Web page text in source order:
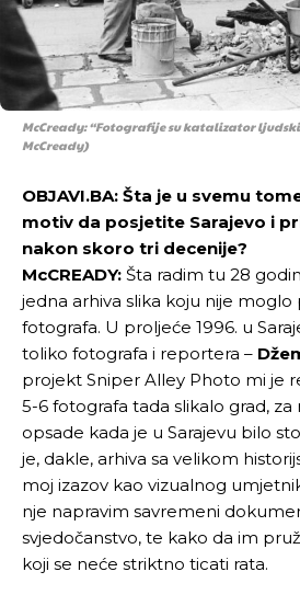
Ovim putem želimo da vam se
odlučili da pustite Vašu priču da
Objavi.ba
Ovim putem želimo da vam se
odlučili da pustite Vašu priču da
Objavi.ba
McCready: “Fotografije su katalizator
McCready)
OBJAVI.BA: Šta je u svemu
motiv da posjetite Sarajevo i
nakon skoro tri decenije?
McCREADY: Šta radim tu 28
jedna arhiva slika koju nije
fotografa. U proljeće 1996. u
toliko fotografa i reportera –
projekt Sniper Alley Photo mi je
5-6 fotografa tada slikalo grad, za
opsade kada je u Sarajevu bilo
je, dakle, arhiva sa velikom
moj izazov kao vizualnog
nje napravim savremeni
svjedočanstvo, te kako da im
koji se neće striktno ticati rata.